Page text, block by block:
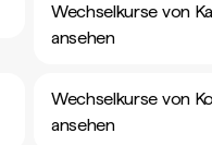
Wechselkurse von
ansehen
Wechselkurse von
ansehen